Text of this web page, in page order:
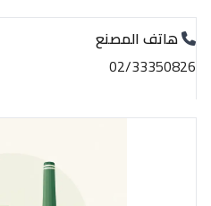
هاتف المصنع
02/33350826